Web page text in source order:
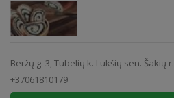
Beržų g. 3, Tubelių k. Lukšių sen. Šakių r.
+37061810179